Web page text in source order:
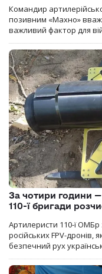
Командир
позивним «Махно»
важливий фактор для
За чотири години
110-ї бригади
Артилеристи 110-ї
російських FPV-дронів,
безпечний рух